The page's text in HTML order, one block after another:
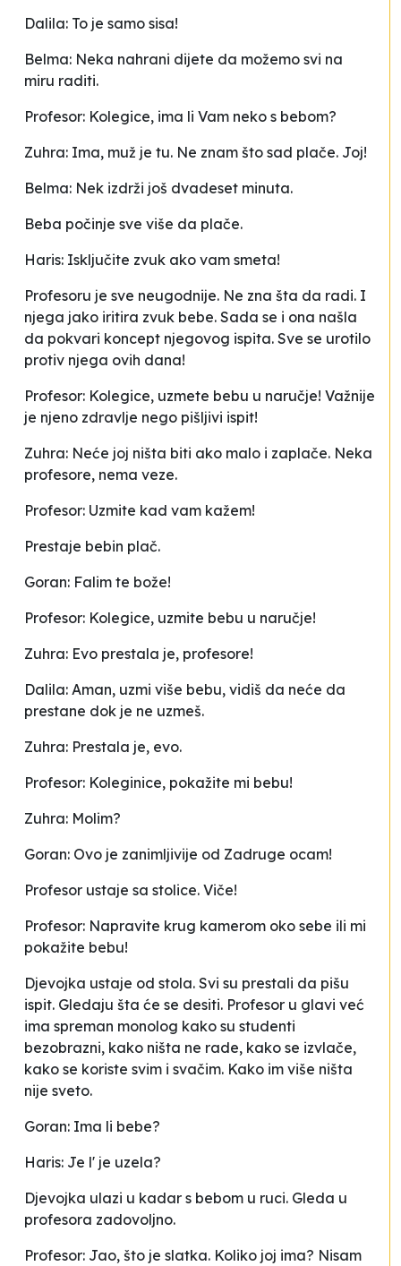
Dalila: To je samo sisa!
Belma: Neka nahrani dijete da možemo svi na
miru raditi.
Profesor: Kolegice, ima li Vam neko s bebom?
Zuhra: Ima, muž je tu. Ne znam što sad plače. Joj!
Belma: Nek izdrži još dvadeset minuta.
Beba počinje sve više da plače.
Haris: Isključite zvuk ako vam smeta!
Profesoru je sve neugodnije. Ne zna šta da radi. I
njega jako iritira zvuk bebe. Sada se i ona našla
da pokvari koncept njegovog ispita. Sve se urotilo
protiv njega ovih dana!
Profesor: Kolegice, uzmete bebu u naručje! Važnije
je njeno zdravlje nego pišljivi ispit!
Zuhra: Neće joj ništa biti ako malo i zaplače. Neka
profesore, nema veze.
Profesor: Uzmite kad vam kažem!
Prestaje bebin plač.
Goran: Falim te bože!
Profesor: Kolegice, uzmite bebu u naručje!
Zuhra: Evo prestala je, profesore!
Dalila: Aman, uzmi više bebu, vidiš da neće da
prestane dok je ne uzmeš.
Zuhra: Prestala je, evo.
Profesor: Koleginice, pokažite mi bebu!
Zuhra: Molim?
Goran: Ovo je zanimljivije od Zadruge ocam!
Profesor ustaje sa stolice. Viče!
Profesor: Napravite krug kamerom oko sebe ili mi
pokažite bebu!
Djevojka ustaje od stola. Svi su prestali da pišu
ispit. Gledaju šta će se desiti. Profesor u glavi već
ima spreman monolog kako su studenti
bezobrazni, kako ništa ne rade, kako se izvlače,
kako se koriste svim i svačim. Kako im više ništa
nije sveto.
Goran: Ima li bebe?
Haris: Je l' je uzela?
Djevojka ulazi u kadar s bebom u ruci. Gleda u
profesora zadovoljno.
Profesor: Jao, što je slatka. Koliko joj ima? Nisam